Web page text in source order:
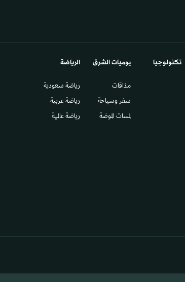
تكنولوجيا يوميات الشرق​
مذاقات
سفر وسياحة
لمسات الموضة
الرياضة
رياضة سعودية
رياضة عربية
رياضة عالمية